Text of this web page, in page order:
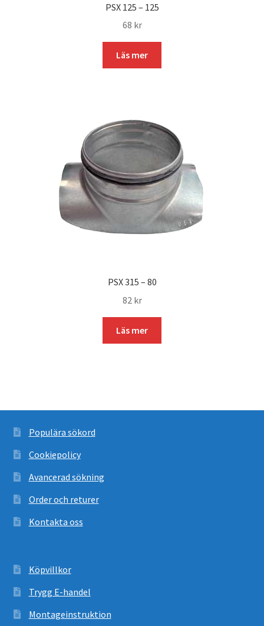
PSX 125 – 125
68 kr
Läs mer
PSX 315 – 80
82 kr
Läs mer
Populära sökord
Cookiepolicy
Avancerad sökning
Order och returer
Kontakta oss
Köpvillkor
Trygg E-handel
Montageinstruktion